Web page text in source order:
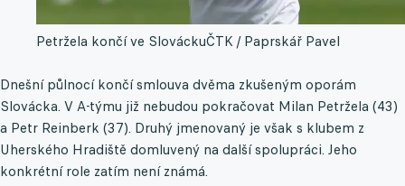
Petržela končí ve SlováckuČTK / Paprskář Pavel
Dnešní půlnocí končí smlouva dvěma zkušeným oporám
Slovácka. V A-týmu již nebudou pokračovat Milan Petržela (43)
a Petr Reinberk (37). Druhý jmenovaný je však s klubem z
Uherského Hradiště domluvený na další spolupráci. Jeho
konkrétní role zatím není známá.